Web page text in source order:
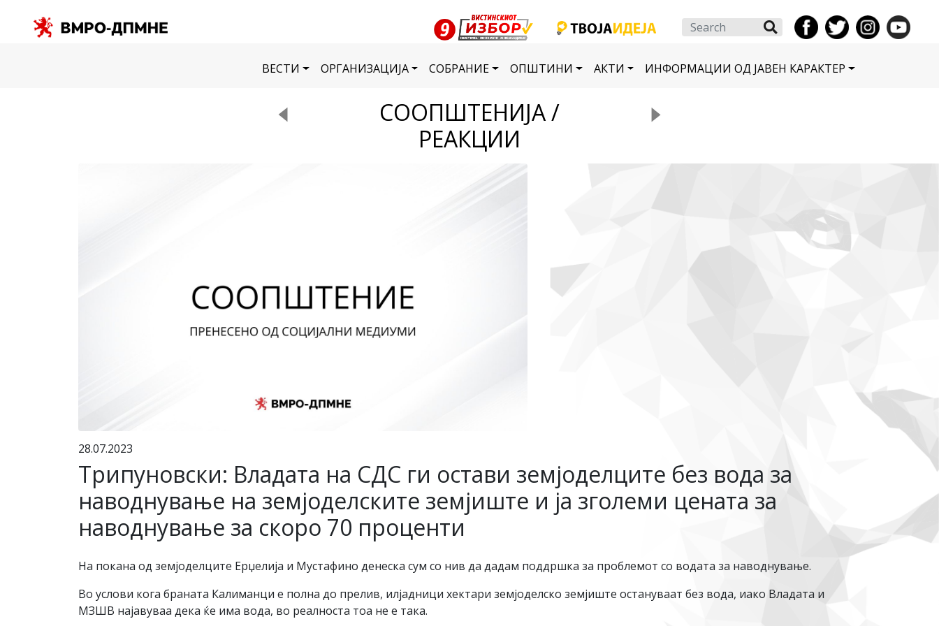
Search
ВЕСТИ ОРГАНИЗАЦИЈА СОБРАНИЕ ОПШТИНИ АКТИ ИНФОРМАЦИИ ОД ЈАВЕН КАРАКТЕР
СООПШТЕНИЈА /
РЕАКЦИИ
28.07.2023
Трипуновски: Владата на СДС ги остави земјоделците без вода за
наводнување на земјоделските земјиште и ја зголеми цената за
наводнување за скоро 70 проценти
На покана од земјоделците Ерџелија и Мустафино денеска сум со нив да дадам поддршка за проблемот со водата за наводнување.
Во услови кога браната Калиманци е полна до прелив, илјадници хектари земјоделско земјиште остануваат без вода, иако Владата и
МЗШВ најавуваа дека ќе има вода, во реалноста тоа не е така.